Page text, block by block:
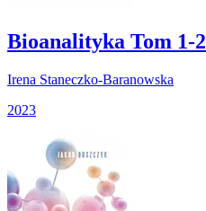
Bioanalityka Tom 1-2
Irena Staneczko-Baranowska
2023